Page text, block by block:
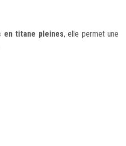
en titane pleines, elle permet une